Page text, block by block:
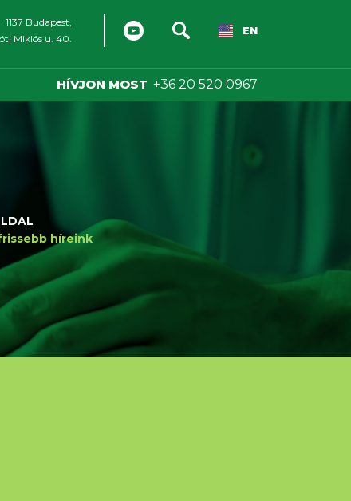
HÍVJON MOST +36 20 520 0967
1137 Budapest,
Miklós u. 40.
EN
híreink